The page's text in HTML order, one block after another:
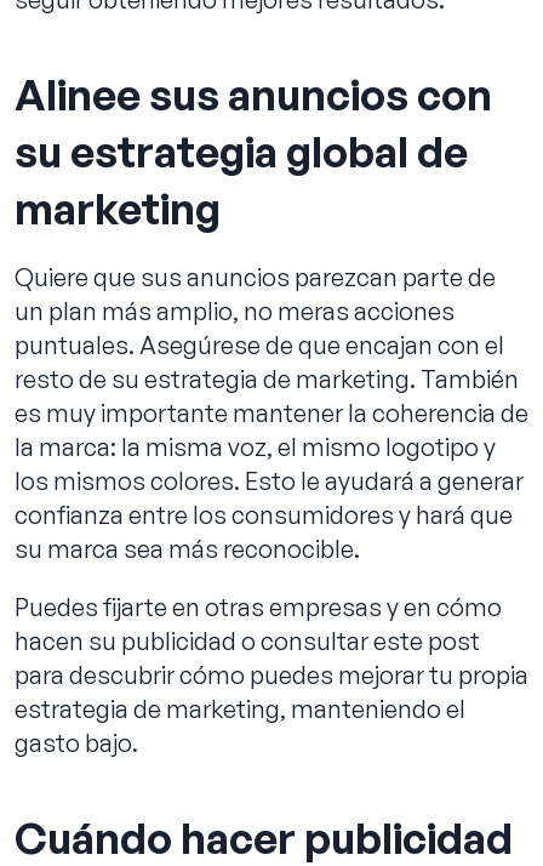
Alinee sus anuncios con
su estrategia global de
marketing
Quiere que sus anuncios parezcan parte de
un plan más amplio, no meras acciones
puntuales. Asegúrese de que encajan con el
resto de su estrategia de marketing. También
es muy importante mantener la coherencia de
la marca: la misma voz, el mismo logotipo y
los mismos colores. Esto le ayudará a generar
confianza entre los consumidores y hará que
su marca sea más reconocible.
Puedes fijarte en otras empresas y en cómo
hacen su publicidad o consultar este post
para descubrir cómo puedes mejorar tu propia
estrategia de marketing, manteniendo el
gasto bajo.
Cuándo hacer publicidad